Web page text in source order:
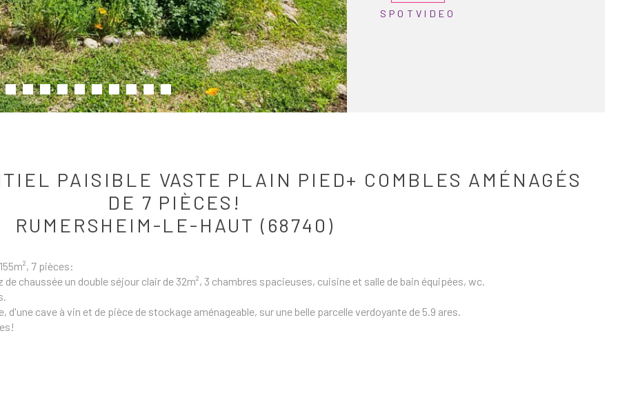
SPOTVIDEO
PAISIBLE VASTE PLAIN PIED+ COMBLES AMÉNAGÉS
DE 7 PIÈCES!
RUMERSHEIM-LE-HAUT (68740)
7 pièces:
chaussée un double séjour clair de 32m², 3 chambres spacieuses, cuisine et salle de bain équipées, wc.
d'une cave à vin et de pièce de stockage aménageable, sur une belle parcelle verdoyante de 5.9 ares.